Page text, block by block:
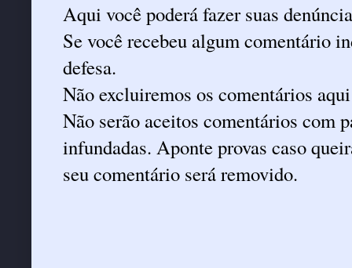
Aqui você poderá fazer suas
Se você recebeu algum comentário
defesa.
Não excluiremos os comentários
Não serão aceitos comentários com
infundadas. Aponte provas caso
seu comentário será removido.